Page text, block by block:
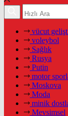
vücut
voleybol
Sağlık
Rusya
Putin
motor
Moskova
Moda
minik
Mevsimsel